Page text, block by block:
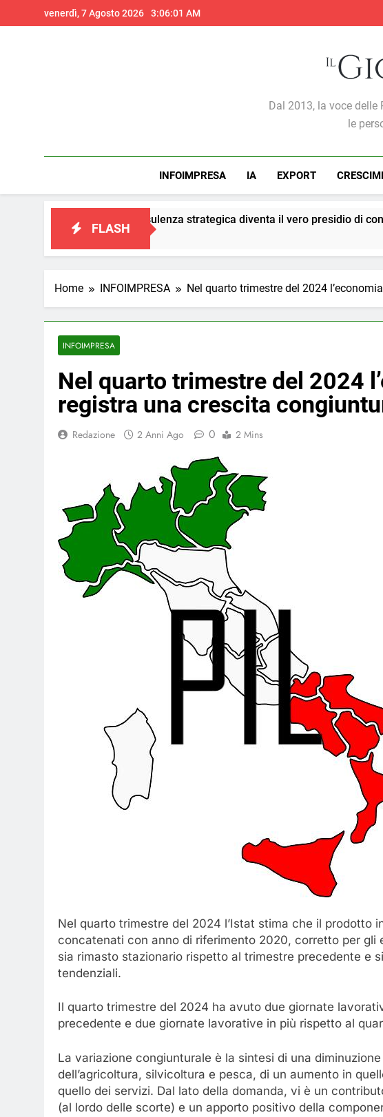
to
venerdì, 7 Agosto 2026 3:06:03 AM
Il
Dal 2013, la voce
le
INFOIMPRESA IA EXPORT
FLASH
la consulenza strategica diventa il vero presidio di conformità e crescita
Home INFOIMPRESA Nel quarto trimestre del 2024
INFOIMPRESA
Nel quarto trimestre del 2024
registra una crescita
Redazione 2 Anni Ago 0 2 Mins
Nel quarto trimestre del 2024 l’Istat stima che il prodotto
concatenati con anno di riferimento 2020, corretto per gli
sia rimasto stazionario rispetto al trimestre precedente e
tendenziali.
Il quarto trimestre del 2024 ha avuto due giornate
precedente e due giornate lavorative in più rispetto al
La variazione congiunturale è la sintesi di una
dell’agricoltura, silvicoltura e pesca, di un aumento in
quello dei servizi. Dal lato della domanda, vi è un
(al lordo delle scorte) e un apporto positivo della